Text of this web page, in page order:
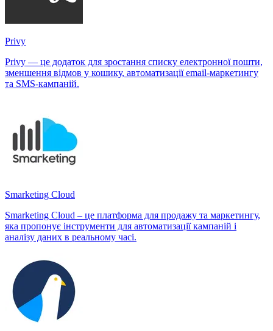
Privy
Privy — це додаток для зростання списку електронної пошти,
зменшення відмов у кошику, автоматизації email-маркетингу
та SMS-кампаній.
Smarketing Cloud
Smarketing Cloud – це платформа для продажу та маркетингу,
яка пропонує інструменти для автоматизації кампаній і
аналізу даних в реальному часі.